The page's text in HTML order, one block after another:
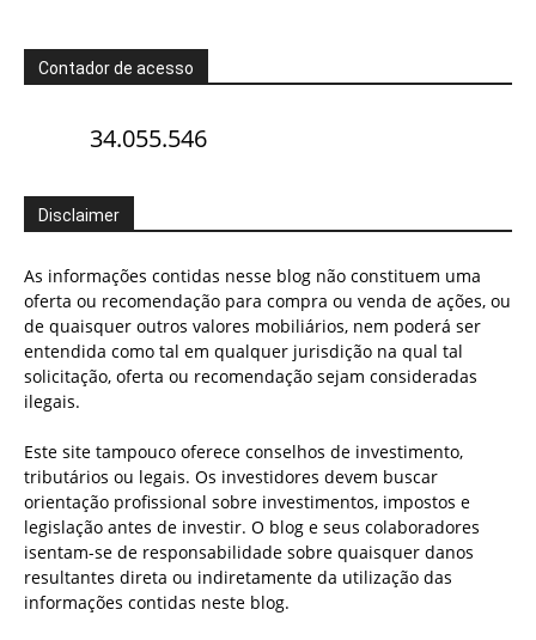
Contador de acesso
34.055.546
Disclaimer
As informações contidas nesse blog não constituem uma
oferta ou recomendação para compra ou venda de ações, ou
de quaisquer outros valores mobiliários, nem poderá ser
entendida como tal em qualquer jurisdição na qual tal
solicitação, oferta ou recomendação sejam consideradas
ilegais.
Este site tampouco oferece conselhos de investimento,
tributários ou legais. Os investidores devem buscar
orientação profissional sobre investimentos, impostos e
legislação antes de investir. O blog e seus colaboradores
isentam-se de responsabilidade sobre quaisquer danos
resultantes direta ou indiretamente da utilização das
informações contidas neste blog.